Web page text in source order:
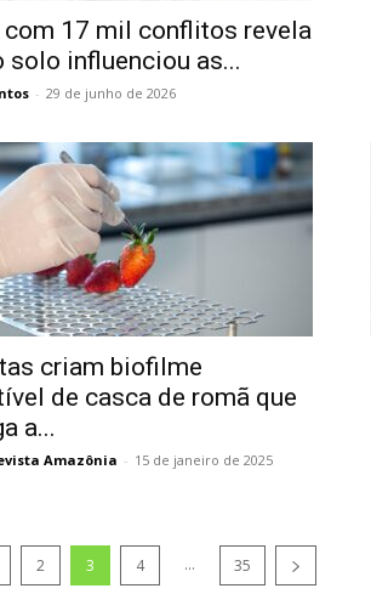
com 17 mil conflitos revela
solo influenciou as...
- 29 de junho de 2026
criam biofilme
de casca de romã que
a...
Amazônia - 15 de janeiro de 2025
2 3 4 ... 35